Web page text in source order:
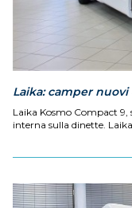
Laika: camper
Laika Kosmo Compact
interna sulla dinette.